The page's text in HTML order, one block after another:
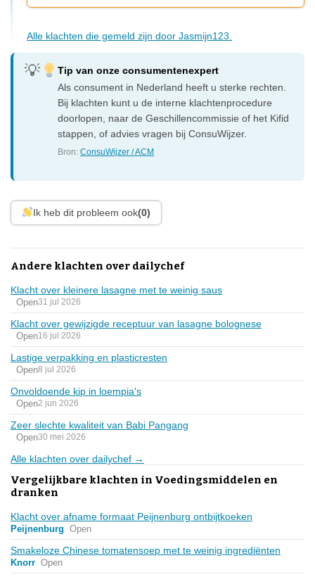
Alle klachten die gemeld zijn door Jasmijn123.
Tip van onze consumentenexpert
Als consument in Nederland heeft u sterke rechten.
Bij klachten kunt u de interne klachtenprocedure
doorlopen, naar de Geschillencommissie of het Kifid
stappen, of advies vragen bij ConsuWijzer.
Bron:ConsuWijzer / ACM
Ik heb dit probleem ook(0)
Andere klachten over dailychef
Klacht over kleinere lasagne met te weinig saus
Open31 jul 2026
Klacht over gewijzigde receptuur van lasagne bolognese
Open16 jul 2026
Lastige verpakking en plasticresten
Open8 jul 2026
Onvoldoende kip in loempia's
Open2 jun 2026
Zeer slechte kwaliteit van Babi Pangang
Open30 mei 2026
Alle klachten over dailychef →
Vergelijkbare klachten in Voedingsmiddelen en
dranken
Klacht over afname formaat Peijnenburg ontbijtkoeken
Peijnenburg Open
Smakeloze Chinese tomatensoep met te weinig ingrediënten
Knorr Open